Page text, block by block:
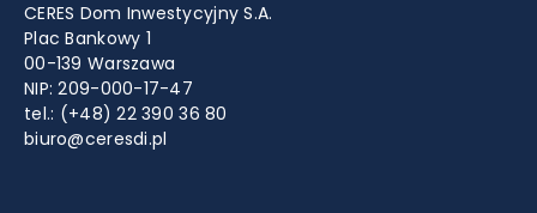
CERES Dom Inwestycyjny S.A.
Plac Bankowy 1
00-139 Warszawa
NIP: 209-000-17-47
tel.: (+48) 22 390 36 80
biuro@ceresdi.pl